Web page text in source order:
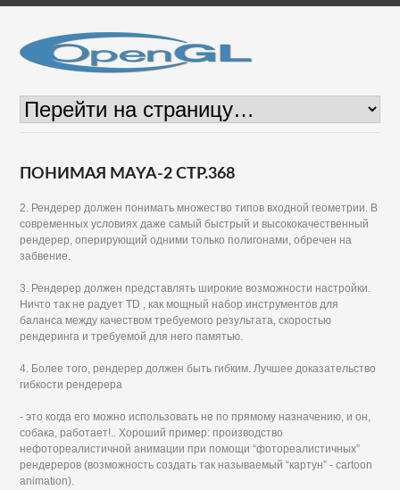
ПОНИМАЯ MAYA-2 СТР.368
2. Рендерер должен понимать множество типов входной геометрии. В
современных условиях даже самый быстрый и высококачественный
рендерер, оперирующий одними только полигонами, обречен на
забвение.
3. Рендерер должен представлять широкие возможности настройки.
Ничто так не радует TD , как мощный набор инструментов для
баланса между качеством требуемого результата, скоростью
рендеринга и требуемой для него памятью.
4. Более того, рендерер должен быть гибким. Лучшее доказательство
гибкости рендерера
- это когда его можно использовать не по прямому назначению, и он,
собака, работает!.. Хороший пример: производство
нефотореалистичной анимации при помощи “фотореалистичных”
рендереров (возможность создать так называемый “картун” - cartoon
animation).